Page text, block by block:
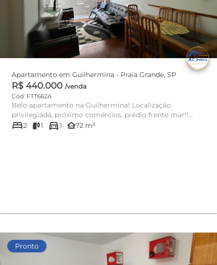
Apartamento em Guilhermina - Praia Grande, SP
R$ 440.000 /venda
Cód: FTT662A
Belo apartamento na Guilhermina! Localização
privilegiada, próximo comércios, prédio frente mar!!
Unidade com vista mar ...
bed2 1 directions_car1 other_houses72 m²
Pronto